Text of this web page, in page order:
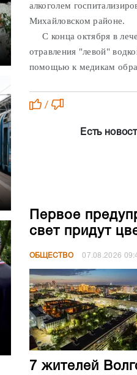
алкоголем
Михайловском районе.
С конца октября в
отравления "левой"
помощью к медикам
/
Есть
Первое
свет придут
ОБЩЕСТВО 07.08.2026
7 жителей